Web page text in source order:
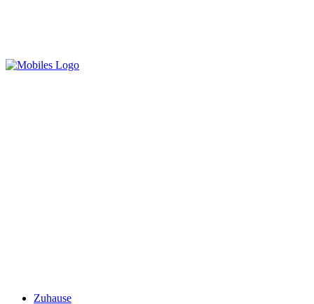
Zuhause